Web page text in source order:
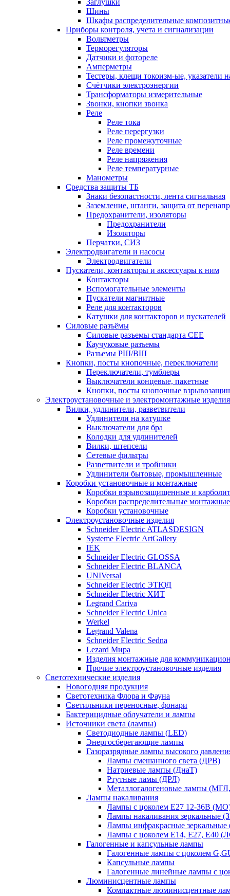
Заглушки
Шины
Шкафы распределительные
Приборы контроля, учета и сигнализации
Вольтметры
Терморегуляторы
Датчики и фотореле
Амперметры
Тестеры, клещи токоизм-ые, указатели
Счётчики электроэнергии
Трансформаторы измерительные
Звонки, кнопки звонка
Реле
Реле тока
Реле перергузки
Реле промежуточные
Реле времени
Реле напряжения
Реле температурные
Манометры
Средства защиты ТБ
Знаки безопастности, лента сигнальная
Заземление, штанги, защита от
Предохранители, изоляторы
Предохранители
Изоляторы
Перчатки, СИЗ
Электродвигатели и насосы
Электродвигатели
Пускатели, контакторы и аксессуары к ним
Контакторы
Вспомогательные элементы
Пускатели магнитные
Реле для контакторов
Катушки для контакторов и пускателей
Силовые разъёмы
Силовые разъемы стандарта СЕЕ
Каучуковые разъемы
Разъемы РШ/ВШ
Кнопки, посты кнопочные, переключатели
Переключатели, тумблеры
Выключатели концевые, пакетные
Кнопки, посты кнопочные
Электроустановочные и электромонтажные изделия
Вилки, удлинители, разветвители
Удлинители на катушке
Выключатели для бра
Колодки для удлинителей
Вилки, штепсели
Сетевые фильтры
Разветвители и тройники
Удлинители бытовые, промышленные
Коробки установочные и монтажные
Коробки взрывозащищенные и
Коробки распределительные монтажные
Коробки установочные
Электроустановочные изделия
Schneider Electric ATLASDESIGN
Systeme Electric ArtGallery
IEK
Schneider Electric GLOSSA
Schneider Electric BLANCA
UNIVersal
Schneider Electric ЭТЮД
Schneider Electric ХИТ
Legrand Cariva
Schneider Electric Unica
Werkel
Legrand Valena
Schneider Electric Sedna
Lezard Мира
Изделия монтажные для
Прочие электроустановочные изделия
Светотехнические изделия
Новогодняя продукция
Светотехника Флора и Фауна
Светильники переносные, фонари
Бактерицидные облучатели и лампы
Источники света (лампы)
Светодиодные лампы (LED)
Энергосберегающие лампы
Газоразрядные лампы высокого
Лампы смешанного света (ДРВ)
Натриевые лампы (ДнаТ)
Ртутные ламы (ДРЛ)
Металлогалогеновые лампы
Лампы накаливания
Лампы с цоколем Е27 12-36В
Лампы накаливания зеркальные
Лампы инфракрасные
Лампы с цоколем Е14, Е27, Е40
Галогенные и капсульные лампы
Галогенные лампы с цоколем
Капсульные лампы
Галогенные линейные лампы с
Люминисцентные лампы
Компактные люминисцентные